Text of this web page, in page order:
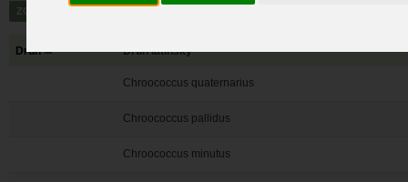
Druh Druh latinsky
Chroococcus quaternarius
Chroococcus pallidus
Chroococcus minutus